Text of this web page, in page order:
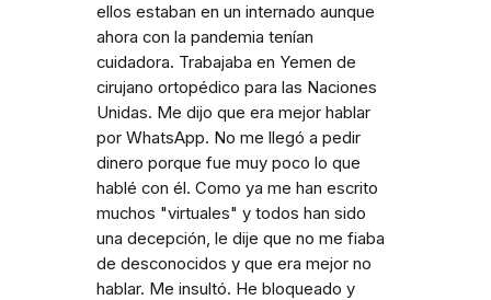
ellos estaban en un internado aunque
ahora con la pandemia tenían
cuidadora. Trabajaba en Yemen de
cirujano ortopédico para las Naciones
Unidas. Me dijo que era mejor hablar
por WhatsApp. No me llegó a pedir
dinero porque fue muy poco lo que
hablé con él. Como ya me han escrito
muchos "virtuales" y todos han sido
una decepción, le dije que no me fiaba
de desconocidos y que era mejor no
hablar. Me insultó. He bloqueado y